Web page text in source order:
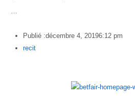
Publié :décembre 4, 20196:12 pm
Author
recit